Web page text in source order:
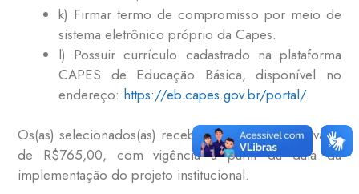
k) Firmar termo de compromisso por meio de
sistema eletrônico próprio da Capes.
l) Possuir currículo cadastrado na plataforma
CAPES de Educação Básica, disponível no
endereço: https://eb.capes.gov.br/portal/.
Os(as) selecionados(as) receberão uma bolsa no valor
de R$765,00, com vigência a partir da data da
implementação do projeto institucional.